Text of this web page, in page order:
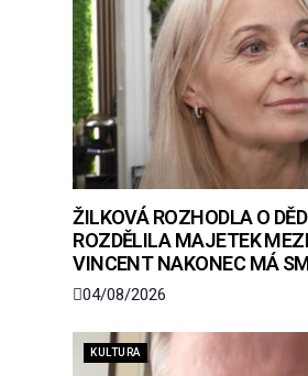
ŽILKOVÁ ROZHODLA O
ROZDĚLILA MAJETEK
VINCENT NAKONEC MÁ
04/08/2026
KULTURA